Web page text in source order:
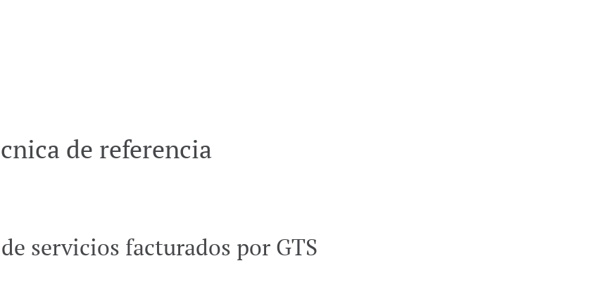
de referencia
servicios facturados por GTS